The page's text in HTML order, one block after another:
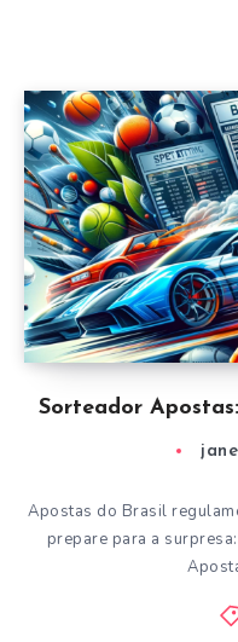
Sorteador
Apostas do Brasil
prepare para a